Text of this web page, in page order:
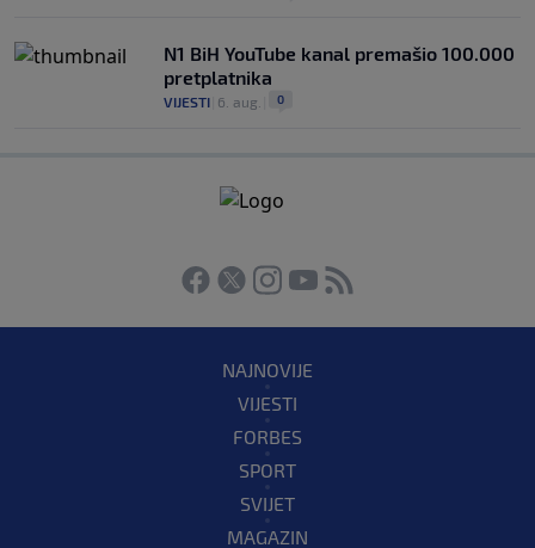
N1 BiH YouTube kanal premašio 100.000
pretplatnika
VIJESTI 6. aug. 0
NAJNOVIJE
VIJESTI
FORBES
SPORT
SVIJET
MAGAZIN